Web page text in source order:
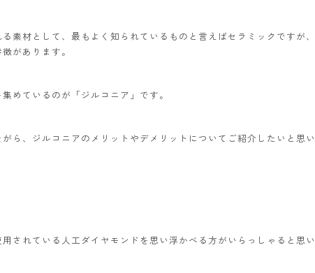
素材として、最もよく知られているものと言えばセラミックですが、
があります。
めているのが「ジルコニア」です。
ら、ジルコニアのメリットやデメリットについてご紹介したいと思い
されている人工ダイヤモンドを思い浮かべる方がいらっしゃると思い